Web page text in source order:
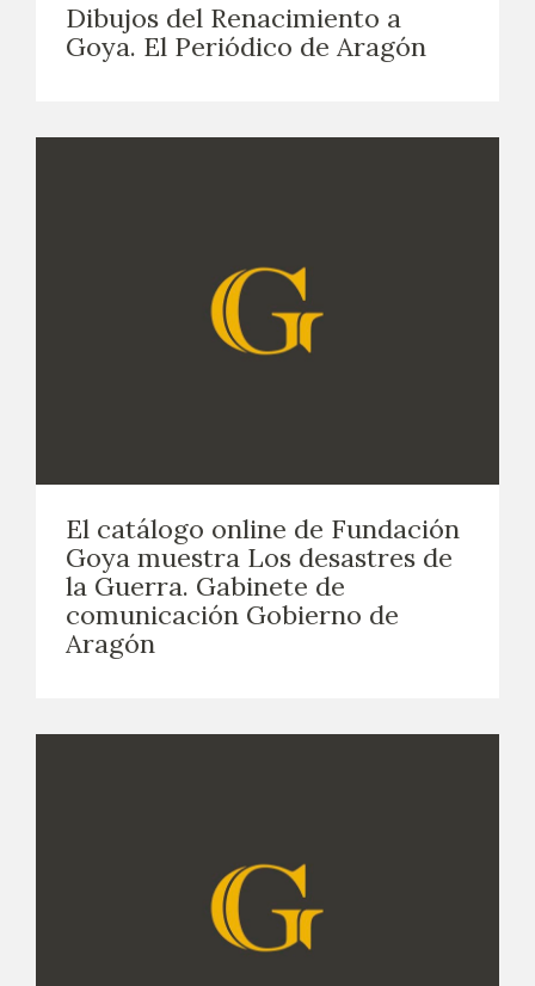
Dibujos del Renacimiento a
Goya. El Periódico de Aragón
El catálogo online de Fundación
Goya muestra Los desastres de
la Guerra. Gabinete de
comunicación Gobierno de
Aragón